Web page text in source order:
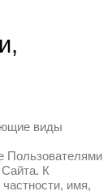
КПБС
выплаты
Новая
редакцией